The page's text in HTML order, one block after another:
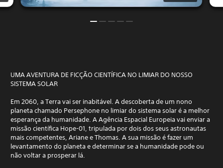
UMA AVENTURA DE FICÇÃO CIENTÍFICA NO LIMIAR DO NOSSO
SISTEMA SOLAR
Em 2060, a Terra vai ser inabitável. A descoberta de um nono
planeta chamado Persephone no limiar do sistema solar é a melhor
esperança da humanidade. A Agência Espacial Europeia vai enviar a
missão científica Hope-01, tripulada por dois dos seus astronautas
mais competentes, Ariane e Thomas. A sua missão é fazer um
levantamento do planeta e determinar se a humanidade pode ou
não voltar a prosperar lá.